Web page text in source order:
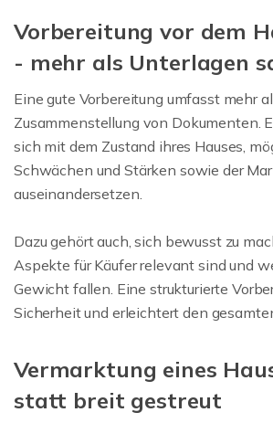
Vorbereitung vor dem
- mehr als Unterlagen
Eine gute Vorbereitung umfasst mehr
Zusammenstellung von Dokumenten.
sich mit dem Zustand ihres Hauses,
Schwächen und Stärken sowie der
auseinandersetzen.
Dazu gehört auch, sich bewusst zu
Aspekte für Käufer relevant sind und
Gewicht fallen. Eine strukturierte
Sicherheit und erleichtert den
Vermarktung eines
statt breit gestreut